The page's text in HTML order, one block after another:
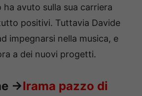
avuto sulla sua carriera
positivi. Tuttavia Davide
impegnarsi nella musica, e
a dei nuovi progetti.
->Irama pazzo di